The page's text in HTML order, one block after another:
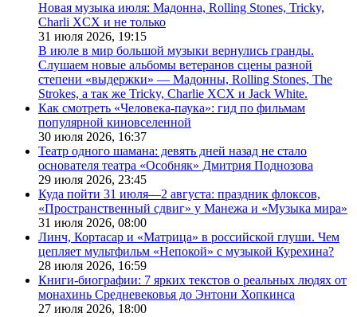
Новая музыка июля: Мадонна, Rolling Stones, Tricky,
Charli XCX и не только
31 июля 2026, 19:15
В июле в мир большой музыки вернулись гранды.
Слушаем новые альбомы ветеранов сцены разной
степени «выдержки» — Мадонны, Rolling Stones, The
Strokes, а так же Tricky, Charlie XCX и Jack White.
Как смотреть «Человека-паука»: гид по фильмам
популярной киновселенной
30 июля 2026, 16:37
Театр одного шамана: девять дней назад не стало
основателя театра «Особняк» Дмитрия Поднозова
29 июля 2026, 23:45
Куда пойти 31 июля—2 августа: праздник флоксов,
«Пространственный сдвиг» у Манежа и «Музыка мира»
31 июля 2026, 08:00
Линч, Кортасар и «Матрица» в российской глуши. Чем
цепляет мультфильм «Непокой» с музыкой Курехина?
28 июля 2026, 16:59
Книги-биографии: 7 ярких текстов о реальных людях от
монахинь Средневековья до Энтони Хопкинса
27 июля 2026, 18:00